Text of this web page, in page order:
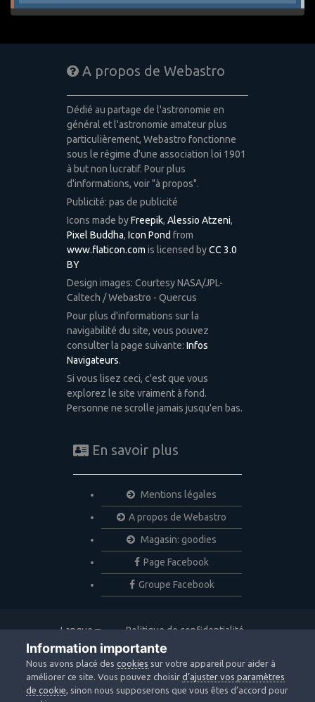
A propos de Webastro
Dédié au partage de l'astronomie en
général et l'astronomie amateur plus
particulièrement, Webastro fonctionne
sous le régime d'une association loi 1901
à but non lucratif. Pour plus
d'informations, voir "à propos".
Publicité: pas de publicité
Icons made byFreepik, Alessio Atzeni,
Pixel Buddha, Icon Pond from
www.flaticon.com is licensed byCC 3.0
BY
Design images: Courtesy NASA/JPL-
Caltech / Webastro - Quercus
Pour plus d'informations sur la
navigabilité du site, vous pouvez
consulter la page suivante: Infos
Navigateurs.
Si vous lisez ceci, c'est que vous
explorez le site vraiment à fond.
Personne ne scrolle jamais jusqu'en bas.
En savoir plus
Mentions légales
A propos de Webastro
Magasin: goodies
Page Facebook
Groupe Facebook
Langue
Politique de confidentialité
Nous contacter
Copyright © 2020 Webastro
Powered by Invision Community
Information importante
Nous avons placé descookies sur votre appareil pour aider à
améliorer ce site. Vous pouvez choisird’ajuster vos paramètres
de cookie, sinon nous supposerons que vous êtes d’accord pour